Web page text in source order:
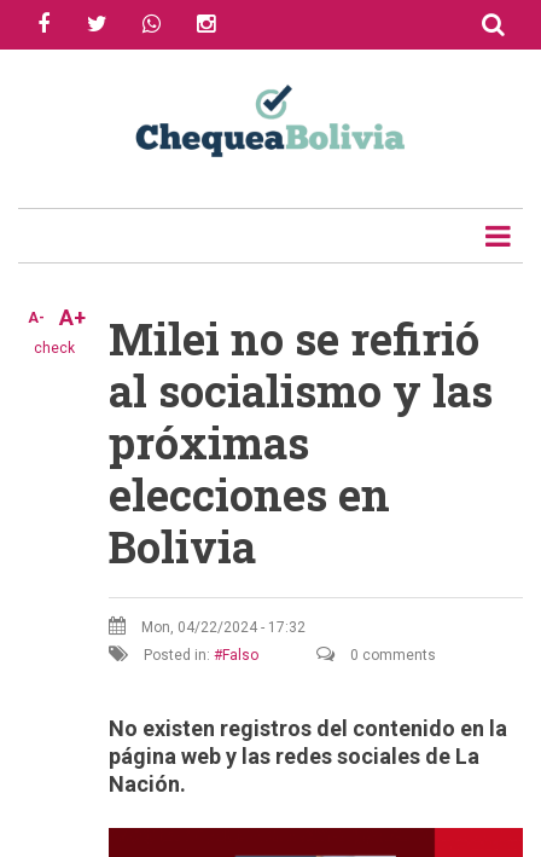
facebooktwitter whatsapp
check
A- A+
Milei no se refirió
al socialismo y las
próximas
elecciones en
Bolivia
Mon, 04/22/2024 - 17:32
Posted in:
Falso 0 comments
No existen registros del contenido en la
página web y las redes sociales de La
Nación.